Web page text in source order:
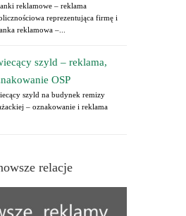
reklamowe – reklama
reprezentująca firmę i
reklamowa –...
szyld – reklama,
OSP
szyld na budynek remizy
– oznakowanie i reklama
relacje